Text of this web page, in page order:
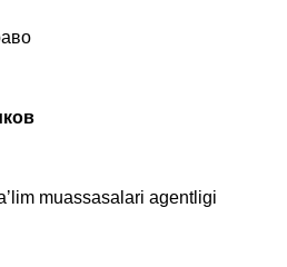
muassasalari agentligi